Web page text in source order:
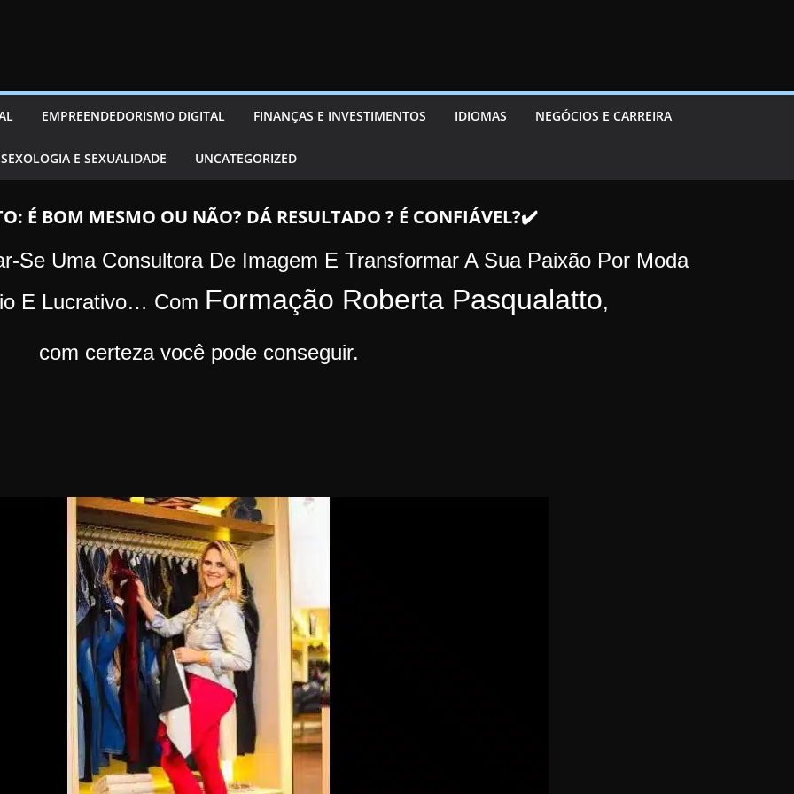
EMPREENDEDORISMO DIGITAL FINANÇAS E INVESTIMENTOS IDIOMAS NEGÓCIOS E CARREIRA
SEXOLOGIA E SEXUALIDADE UNCATEGORIZED
É BOM MESMO OU NÃO? DÁ RESULTADO ? É CONFIÁVEL?✔️
Se Uma Consultora De Imagem E Transformar A Sua Paixão Por Moda
E Lucrativo… Com Formação Roberta Pasqualatto,
com certeza você pode conseguir.